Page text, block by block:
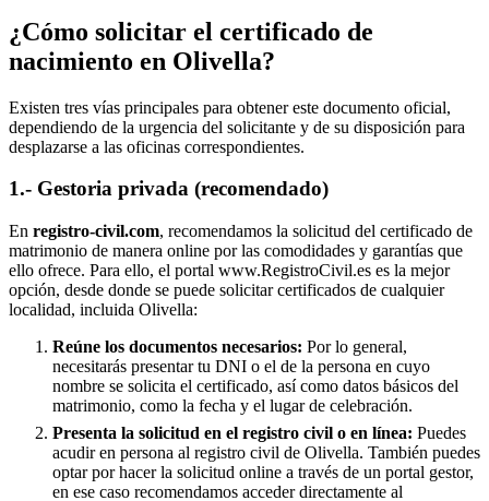
¿Cómo solicitar el certificado de
nacimiento en Olivella?
Existen tres vías principales para obtener este documento oficial,
dependiendo de la urgencia del solicitante y de su disposición para
desplazarse a las oficinas correspondientes.
1.- Gestoria privada (recomendado)
En registro-civil.com, recomendamos la solicitud del certificado de
matrimonio de manera online por las comodidades y garantías que
ello ofrece. Para ello, el portal www.RegistroCivil.es es la mejor
opción, desde donde se puede solicitar certificados de cualquier
localidad, incluida Olivella:
Reúne los documentos necesarios: Por lo general,
necesitarás presentar tu DNI o el de la persona en cuyo
nombre se solicita el certificado, así como datos básicos del
matrimonio, como la fecha y el lugar de celebración.
Presenta la solicitud en el registro civil o en línea: Puedes
acudir en persona al registro civil de Olivella. También puedes
optar por hacer la solicitud online a través de un portal gestor,
en ese caso recomendamos acceder directamente al